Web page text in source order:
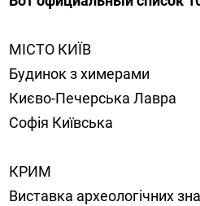
МІСТО КИЇВ
Будинок з химерами
Києво-Печерська Лавра
Софія Київська
КРИМ
Виставка археологічних